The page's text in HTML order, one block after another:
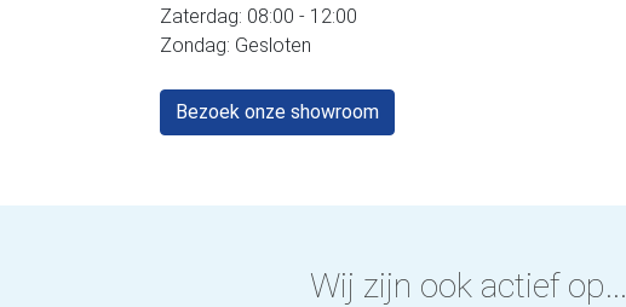
Zaterdag: 08:00 - 12:00
Zondag: Gesloten
Bezoek onze showroom
Wij zijn ook actief op...